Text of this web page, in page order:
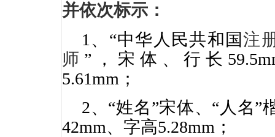
并依次标示：
1、“中华人民共和国注
师 ”，宋体、行长
5.61mm；
2、“姓名”宋体、“人名”
42mm、字高5.28mm；